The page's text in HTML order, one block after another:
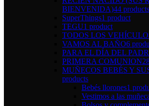
BIENVENIDA)44 products
SuperThings1 product
TEGU1 product
TODOS LOS
VAMOS AL BAÑO6
PARA EL DÍA DEL
PRIMERA COMUNION
MUÑECOS BEBÉS Y
products
Bebés llorones1
Vestimos a las